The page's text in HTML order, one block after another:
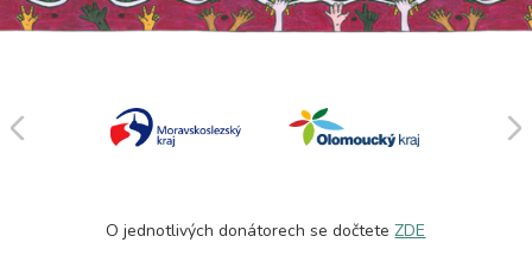
O jednotlivých donátorech se dočteteZDE